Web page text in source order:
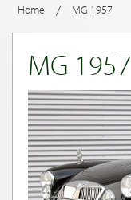
Home / MG 1957
MG 1957